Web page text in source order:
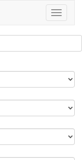
Toggle